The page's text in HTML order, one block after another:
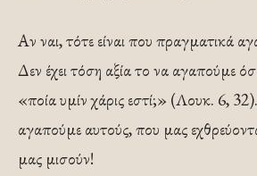
Αν ναι, τότε είναι που πραγματικά
Δεν έχει τόση αξία το να αγαπούμε
«ποία υμίν χάρις εστί;» (Λουκ. 6,
αγαπούμε αυτούς, που μας
μας μισούν!